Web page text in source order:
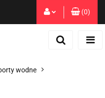
Dodaj zgłoszenie
(0)
wodne